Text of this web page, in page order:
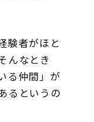
験者がほと
んなとき
る仲間」が
るというの